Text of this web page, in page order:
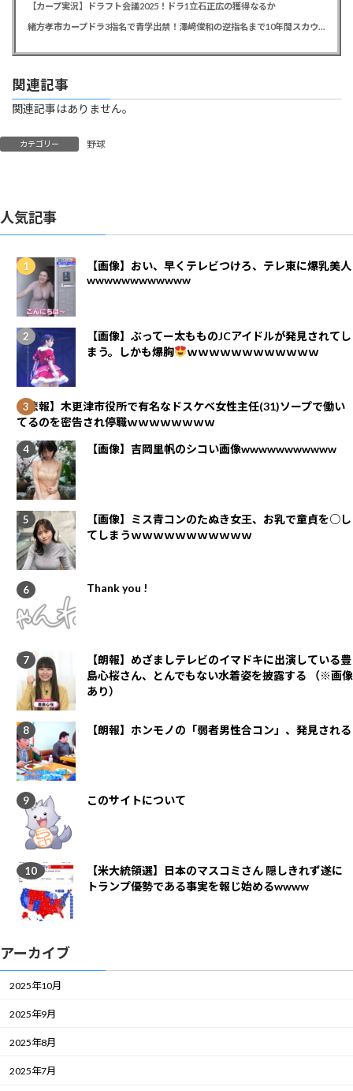
【カープ実況】ドラフト会議2025！ドラ1立石正広の獲得なるか
緒方孝市カープドラ3指名で青学出禁！澤﨑俊和の逆指名まで10年間スカウト出禁
関連記事
関連記事はありません。
カテゴリー 野球
人気記事
【画像】おい、早くテレビつけろ、テレ東に爆乳美人
wwwwwwwwwwww
【画像】ぶってー太もものJCアイドルが発見されてし
まう。しかも爆胸
ｗｗｗｗｗｗｗｗｗｗｗｗ
【悲報】木更津市役所で有名なドスケベ女性主任(31)ソープで働い
てるのを密告され停職ｗｗｗｗｗｗｗｗ
【画像】吉岡里帆のシコい画像wwwwwwwwwww
【画像】ミス青コンのたぬき女王、お乳で童貞を○し
てしまうｗｗｗｗｗｗｗｗｗｗｗ
Thank you !
【朗報】めざましテレビのイマドキに出演している豊
島心桜さん、とんでもない水着姿を披露する （※画像
あり）
【朗報】ホンモノの「弱者男性合コン」、発見される
このサイトについて
【米大統領選】日本のマスコミさん 隠しきれず遂に
トランプ優勢である事実を報じ始めるwwww
アーカイブ
2025年10月
2025年9月
2025年8月
2025年7月